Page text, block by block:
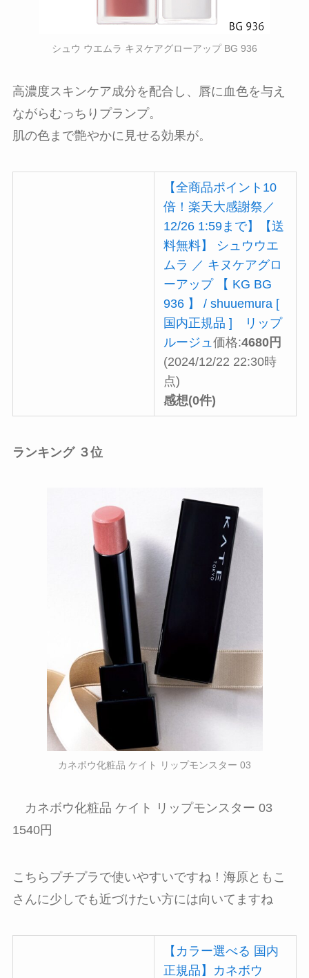
シュウ ウエムラ キヌケアグローアップ BG 936
高濃度スキンケア成分を配合し、唇に血色を与え
ながらむっちりプランプ。
肌の色まで艶やかに見せる効果が。
【全商品ポイント10
倍！楽天大感謝祭／
12/26 1:59まで】【送
料無料】 シュウウエ
ムラ ／ キヌケアグロ
ーアップ 【 KG BG
936 】 / shuuemura [
国内正規品 ] リップ
ルージュ価格:4680円
(2024/12/22 22:30時
点)
感想(0件)
ランキング ３位
カネボウ化粧品 ケイト リップモンスター 03
カネボウ化粧品 ケイト リップモンスター 03
1540円
こちらプチプラで使いやすいですね！海原ともこ
さんに少しでも近づけたい方には向いてますね
【カラー選べる 国内
正規品】カネボウ